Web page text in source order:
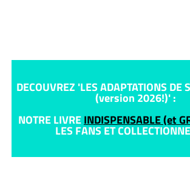
DECOUVREZ 'LES ADAPTATIONS DE
(version 2026!)' :
NOTRE LIVREINDISPENSABLE (et
LES FANS ET